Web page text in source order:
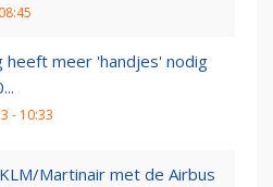
heeft meer 'handjes' nodig
- 10:33
Martinair met de Airbus